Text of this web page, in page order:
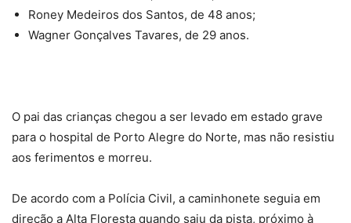
Roney Medeiros dos Santos, de 48 anos;
Wagner Gonçalves Tavares, de 29 anos.
O pai das crianças chegou a ser levado em estado grave
para o hospital de Porto Alegre do Norte, mas não resistiu
aos ferimentos e morreu.
De acordo com a Polícia Civil, a caminhonete seguia em
direção a Alta Floresta quando saiu da pista, próximo à